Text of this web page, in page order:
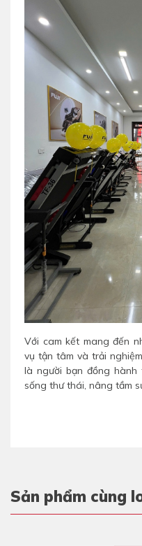
Với cam kết mang đến
vụ tận tâm và trải
là người bạn đồng hành
sống thư thái, nâng tầm
Sản phẩm cùng